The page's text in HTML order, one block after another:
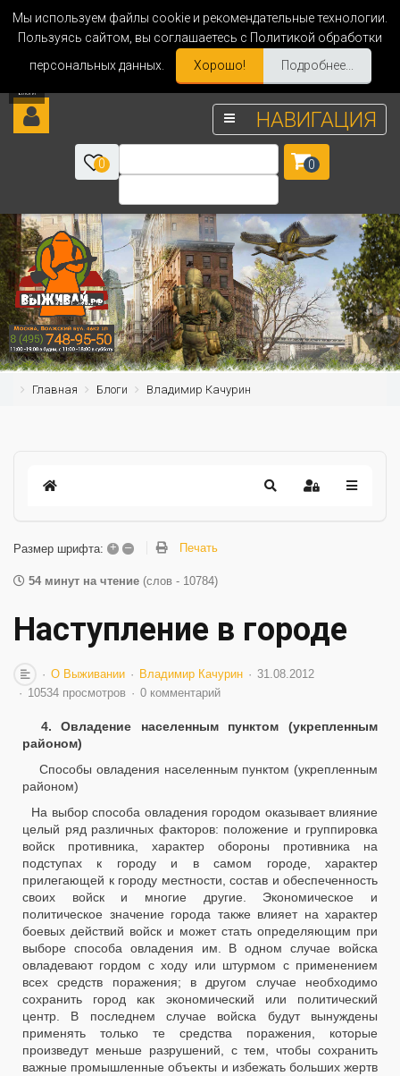
Мы используем файлы cookie и рекомендательные технологии.
Пользуясь сайтом, вы соглашаетесь с Политикой обработки
персональных данных.
Хорошо! Подробнее...
НАВИГАЦИЯ
0 0
Главная Блоги Владимир Качурин
Размер шрифта: + – Печать
54 минут на чтение (слов - 10784)
Наступление в городе
О Выживании Владимир Качурин
31.08.2012
10534 просмотров
0 комментарий
4. Овладение населенным пунктом (укрепленным
районом)
Способы овладения населенным пунктом (укрепленным
районом)
На выбор способа овладения городом оказывает влияние
целый ряд различных факторов: положение и группировка
войск противника, характер обороны противника на
подступах к городу и в самом городе, характер
прилегающей к городу местности, состав и обеспеченность
своих войск и многие другие. Экономическое и
политическое значение города также влияет на характер
боевых действий войск и может стать определяющим при
выборе способа овладения им. В одном случае войска
овладевают гордом с ходу или штурмом с применением
всех средств поражения; в другом случае необходимо
сохранить город как экономический или политический
центр. В последнем случае войска будут вынуждены
применять только те средства поражения, которые
произведут меньше разрушений, с тем, чтобы сохранить
важные промышленные объекты и избежать больших жертв